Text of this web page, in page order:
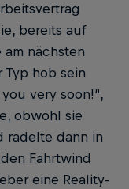
bereits auf
am nächsten
Typ hob sein
very soon!“,
obwohl sie
­radelte dann in
Fahrtwind
eine Reality-